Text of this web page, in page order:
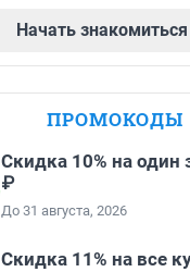
Начать знакомиться
ПРОМОКОДЫ
Скидка 10% на один
₽
До 31 августа, 2026
Скидка 11% на все